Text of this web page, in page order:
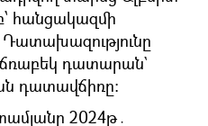
հանցակազմի
Դատախազությունը
դատարան`
դատավճիռը։
2024թ․